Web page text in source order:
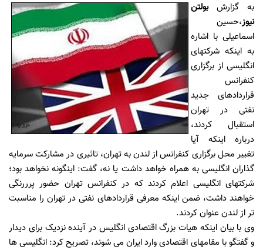
به گزارشبولتن
نیوز،حسین
اسماعیلی با اشاره
به اینکه شرکتهای
انگلیسی از برگزاری
کنفرانس
قراردادهای جدید
نفتی در تهران
استقبال کردند،
درباره اینکه آیا
تغییر محل برگزاری کنفرانس از لندن به تهران، تاثیری در مشارکت سرمایه
گذاران انگلیسی به همراه خواهد داشت یا نه، گفت: اینگونه نخواهد بود؛
شرکتهای انگلیسی اعلام کردند که در کنفرانس تهران حضور پرررنگی
خواهند داشت، ضمن اینکه معرفی قراردادهای نفتی در تهران را مناسبت
تر از لندن عنوان کردند.
وی با بیان اینکه هیات بزرگ اقتصادی انگلیس در آینده نزدیک برای دیدار
و گفتگو با مقامهای اقتصادی وارد ایران می شوند، تصریح کرد: انگلیسی ها